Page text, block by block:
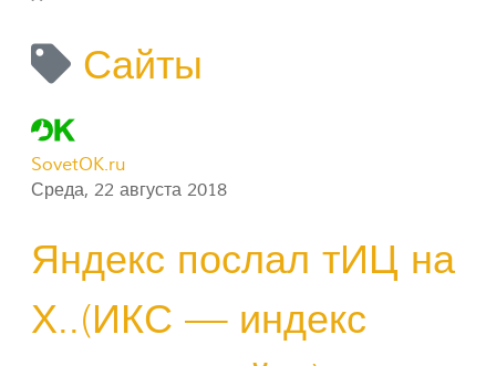
Сайты
SovetOK.ru
Среда, 22 августа 2018
Яндекс послал тИЦ на
Х..(ИКС — индекс